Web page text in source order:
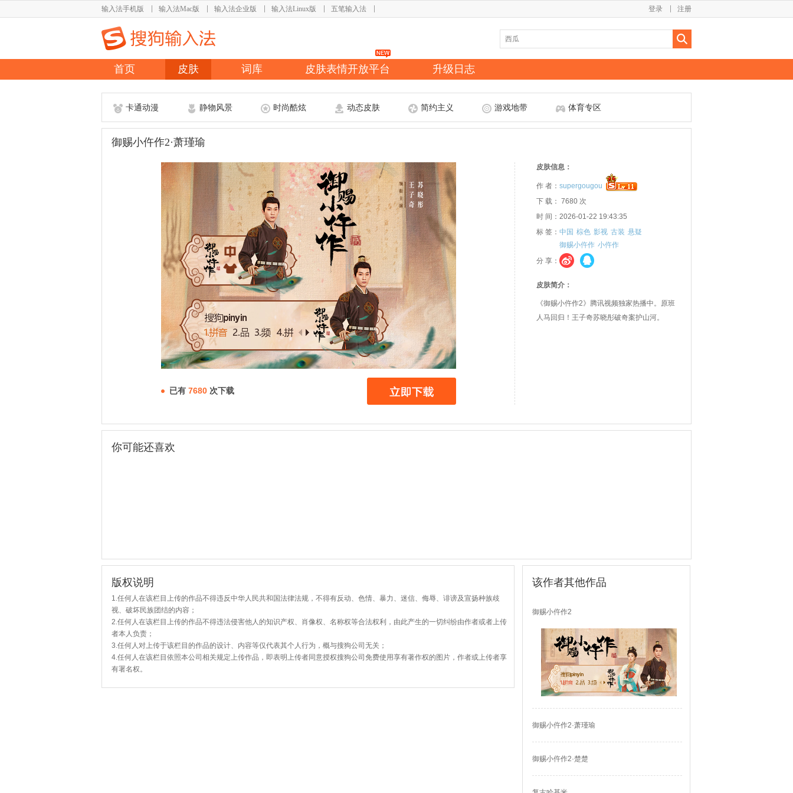
输入法手机版 输入法Mac版 输入法企业版 输入法Linux版 五笔输入法 注册
登录
首页 皮肤 词库 皮肤表情开放平台 升级日志
卡通动漫 静物风景 时尚酷炫 动态皮肤 简约主义 游戏地带 体育专区
御赐小仵作2·萧瑾瑜
已有 7680 次下载
皮肤信息：
作 者： supergougou
下 载： 7680 次
时 间：2026-01-22 19:43:35
标 签： 中国 棕色 影视 古装 悬疑
御赐小仵作 小仵作
分 享：
皮肤简介：
《御赐小仵作2》腾讯视频独家热播中。原班
人马回归！王子奇苏晓彤破奇案护山河。
你可能还喜欢
版权说明
1.任何人在该栏目上传的作品不得违反中华人民共和国法律法规，不得有反动、色情、暴力、迷信、侮辱、诽谤及宣扬种族歧
视、破坏民族团结的内容；
2.任何人在该栏目上传的作品不得违法侵害他人的知识产权、肖像权、名称权等合法权利，由此产生的一切纠纷由作者或者上传
者本人负责；
3.任何人对上传于该栏目的作品的设计、内容等仅代表其个人行为，概与搜狗公司无关；
4.任何人在该栏目依照本公司相关规定上传作品，即表明上传者同意授权搜狗公司免费使用享有著作权的图片，作者或上传者享
有署名权。
该作者其他作品
御赐小仵作2
御赐小仵作2·萧瑾瑜
御赐小仵作2·楚楚